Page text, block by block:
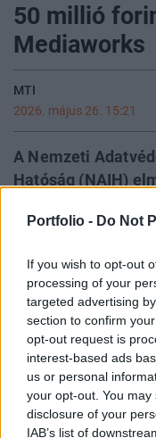
Portfolio - Do Not
If you wish to opt-out
processing of your
targeted advertising
section to confirm
opt-out request is
interest-based ads
us or personal
your opt-out. You
disclosure of your
IAB’s list of
50 millió
Mediaworks
MTI
2026. május 26. 15:21
A Nemzeti
Hatóság (NAIH)
Mediaworks
elérhetőségét,
keresztül
A NAIH
én ismeretlen
nyilvánosságra, ahol
bárki kereshetett a